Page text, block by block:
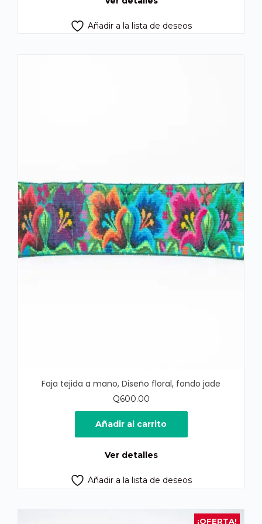
Añadir a la lista de deseos
Faja tejida a mano, Diseño floral, fondo jade
Q600.00
Añadir al carrito
Ver detalles
Añadir a la lista de deseos
¡OFERTA!